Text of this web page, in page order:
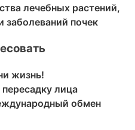
лечебных растений,
заболеваний почек
жизнь!
лица
обмен